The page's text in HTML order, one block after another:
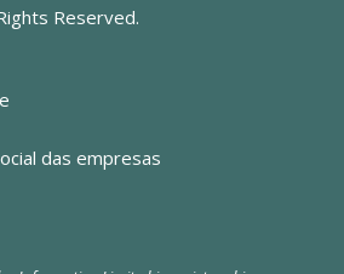
Reserved.
das empresas